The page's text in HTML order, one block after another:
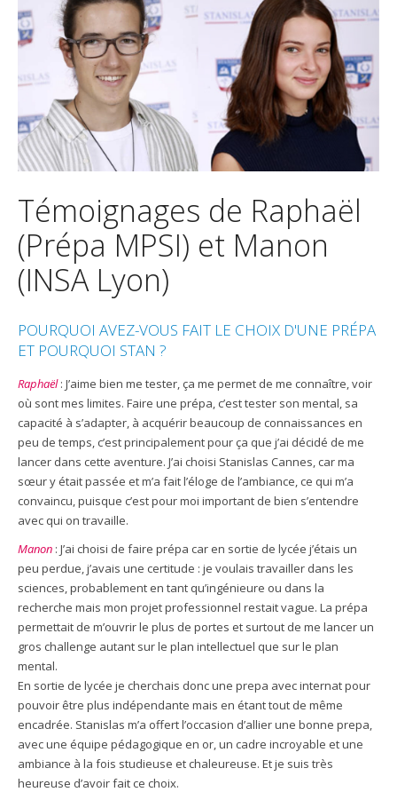
Témoignages de Raphaël
(Prépa MPSI) et Manon
(INSA Lyon)
POURQUOI AVEZ-VOUS FAIT LE CHOIX D'UNE PRÉPA
ET POURQUOI STAN ?
Raphaël: J’aime bien me tester, ça me permet de me connaître, voir
où sont mes limites. Faire une prépa, c’est tester son mental, sa
capacité à s’adapter, à acquérir beaucoup de connaissances en
peu de temps, c’est principalement pour ça que j’ai décidé de me
lancer dans cette aventure. J’ai choisi Stanislas Cannes, car ma
sœur y était passée et m’a fait l’éloge de l’ambiance, ce qui m’a
convaincu, puisque c’est pour moi important de bien s’entendre
avec qui on travaille.
Manon : J’ai choisi de faire prépa car en sortie de lycée j’étais un
peu perdue, j’avais une certitude : je voulais travailler dans les
sciences, probablement en tant qu’ingénieure ou dans la
recherche mais mon projet professionnel restait vague. La prépa
permettait de m’ouvrir le plus de portes et surtout de me lancer un
gros challenge autant sur le plan intellectuel que sur le plan
mental.
En sortie de lycée je cherchais donc une prepa avec internat pour
pouvoir être plus indépendante mais en étant tout de même
encadrée. Stanislas m’a offert l’occasion d’allier une bonne prepa,
avec une équipe pédagogique en or, un cadre incroyable et une
ambiance à la fois studieuse et chaleureuse. Et je suis très
heureuse d’avoir fait ce choix.